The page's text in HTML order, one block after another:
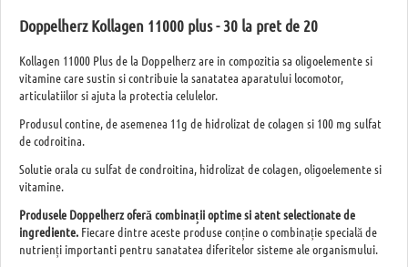
Doppelherz Kollagen 11000 plus - 30 la pret de 20
Kollagen 11000 Plus de la Doppelherz are in compozitia sa oligoelemente si
vitamine care sustin si contribuie la sanatatea aparatului locomotor,
articulatiilor si ajuta la protectia celulelor.
Produsul contine, de asemenea 11g de hidrolizat de colagen si 100 mg sulfat
de codroitina.
Solutie orala cu sulfat de condroitina, hidrolizat de colagen, oligoelemente si
vitamine.
Produsele Doppelherz oferă combinații optime si atent selectionate de
ingrediente. Fiecare dintre aceste produse conține o combinație specială de
nutrienți importanti pentru sanatatea diferitelor sisteme ale organismului.